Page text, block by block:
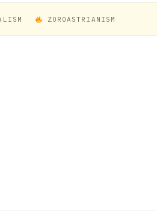
ZOROASTRIANISM